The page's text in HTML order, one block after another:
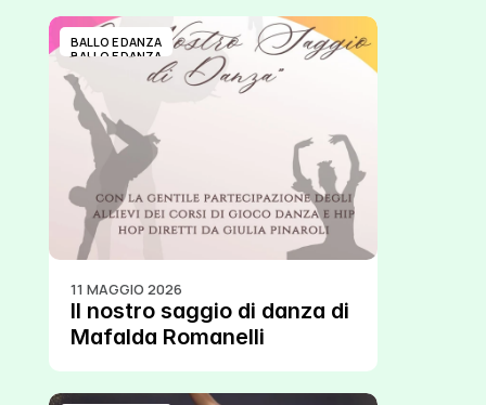
BALLO E DANZA
BALLO E DANZA
11 MAGGIO 2026
Il nostro saggio di danza di
Mafalda Romanelli